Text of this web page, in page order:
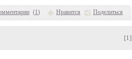
(1) Нравится Поделиться
[1]